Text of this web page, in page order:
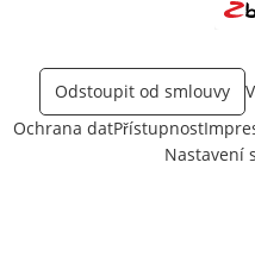
Odstoupit od smlouvy
Ochrana datPřístupnost
Nastavení